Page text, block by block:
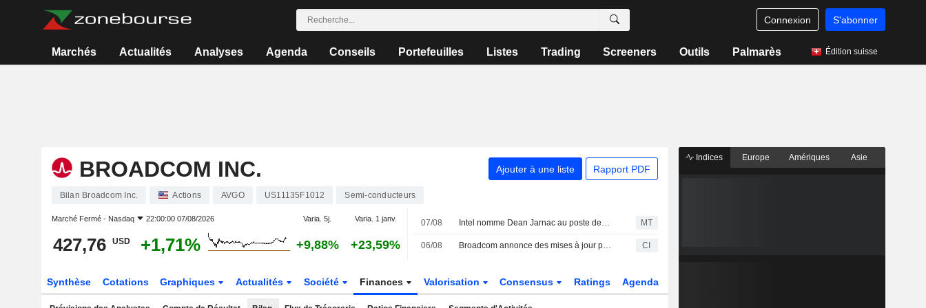
Connexion S'abonner
Marchés Actualités Analyses Agenda Conseils Portefeuilles Listes Trading Screeners Outils Palmarès Édition suisse
BROADCOM INC. Ajouter à une liste Rapport PDF
Bilan Broadcom Inc. Actions AVGO US11135F1012 Semi-conducteurs
Marché Fermé - Nasdaq 22:00:00 07/08/2026 Varia. 5j. Varia. 1 janv.
427,76 USD +1,71% +9,88% +23,59%
07/08 Intel nomme Dean Jarnac au poste de Chief Sales Officer MT
06/08 Broadcom annonce des mises à jour pour VMware vDefend et Avi Load Balancer CI
Synthèse Cotations Graphiques Actualités Société Finances Valorisation Consensus Ratings Agenda
Indices Europe Amériques Asie